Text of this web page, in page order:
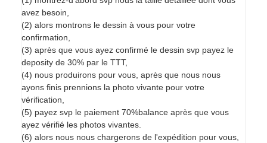
avez besoin,
(2) alors montrons le dessin à vous pour votre
confirmation,
(3) après que vous ayez confirmé le dessin svp payez le
deposity de 30% par le TTT,
(4) nous produirons pour vous, après que nous nous
ayons finis prennions la photo vivante pour votre
vérification,
(5) payez svp le paiement 70%balance après que vous
ayez vérifié les photos vivantes.
(6) alors nous nous chargerons de l'expédition pour vous,